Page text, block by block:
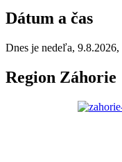
Dátum a čas
Dnes je nedeľa, 9.8.2026,
Region Záhorie